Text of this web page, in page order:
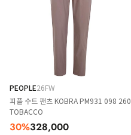
PEOPLE26FW
피플 수트 팬츠 KOBRA PM931 098 260
TOBACCO
30%328,000